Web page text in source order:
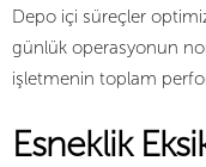
Depo içi süreçler
günlük operasyonun
işletmenin toplam
Esneklik